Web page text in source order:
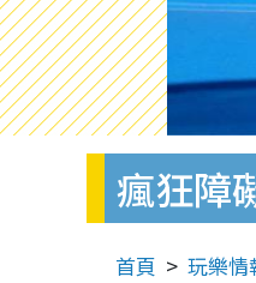
瘋狂障
首頁 玩樂情